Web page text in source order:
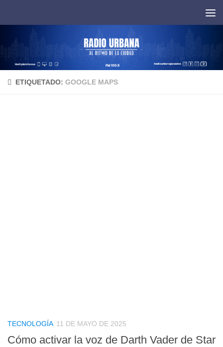
ETIQUETADO: GOOGLE MAPS
TECNOLOGÍA 11 DE MAYO DE 2025
Cómo activar la voz de Darth Vader de Star